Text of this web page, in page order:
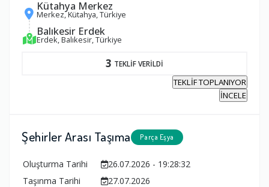
Kütahya Merkez
Merkez, Kütahya, Türkiye
Balıkesir Erdek
Erdek, Balıkesir, Türkiye
3 TEKLİF VERİLDİ
TEKLİF TOPLANIYOR
İNCELE
Şehirler Arası Taşıma Parça Eşya
Oluşturma Tarihi
26.07.2026 - 19:28:32
Taşınma Tarihi
27.07.2026